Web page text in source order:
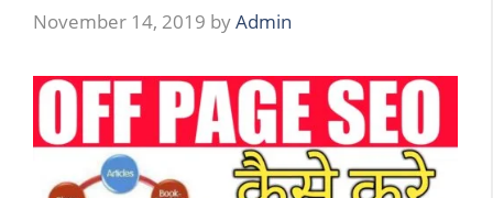
November 14, 2019 byAdmin